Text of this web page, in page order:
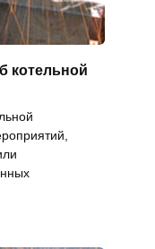
котельной